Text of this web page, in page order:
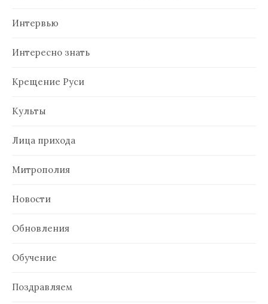
Интервью
Интересно знать
Крещение Руси
Культы
Лица прихода
Митрополия
Новости
Обновления
Обучение
Поздравляем